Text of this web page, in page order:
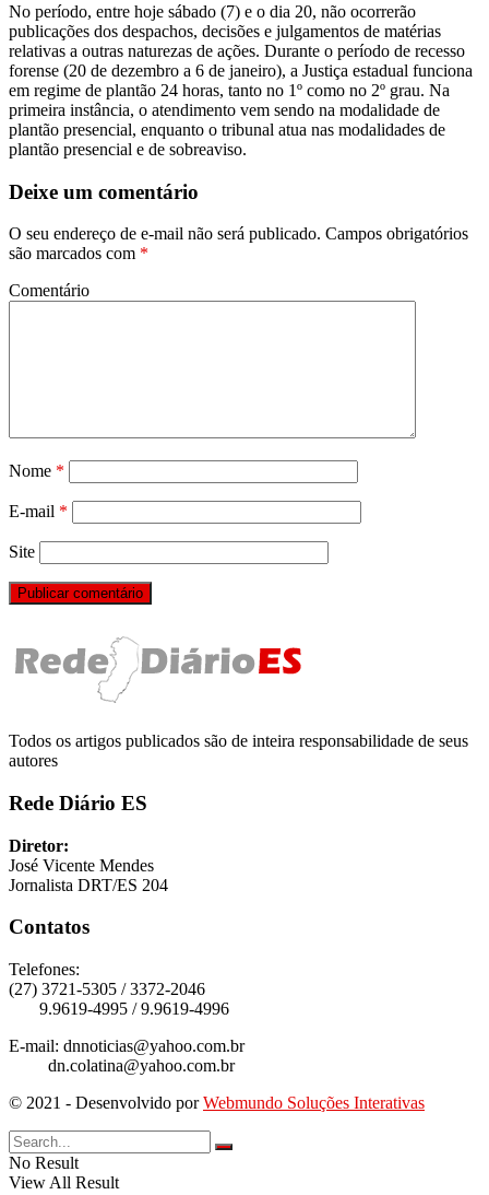
No período, entre hoje sábado (7) e o dia 20, não ocorrerão
publicações dos despachos, decisões e julgamentos de matérias
relativas a outras naturezas de ações. Durante o período de recesso
forense (20 de dezembro a 6 de janeiro), a Justiça estadual funciona
em regime de plantão 24 horas, tanto no 1º como no 2º grau. Na
primeira instância, o atendimento vem sendo na modalidade de
plantão presencial, enquanto o tribunal atua nas modalidades de
plantão presencial e de sobreaviso.
Deixe um comentário
O seu endereço de e-mail não será publicado. Campos obrigatórios
são marcados com *
Comentário
Nome *
E-mail *
Site
Todos os artigos publicados são de inteira responsabilidade de seus
autores
Rede Diário ES
Diretor:
José Vicente Mendes
Jornalista DRT/ES 204
Contatos
Telefones:
(27) 3721-5305 / 3372-2046
9.9619-4995 / 9.9619-4996
E-mail: dnnoticias@yahoo.com.br
dn.colatina@yahoo.com.br
© 2021 - Desenvolvido porWebmundo Soluções Interativas
No Result
View All Result